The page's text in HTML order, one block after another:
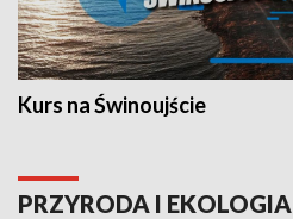
Kurs na Świnoujście
PRZYRODA I EKOLOGIA